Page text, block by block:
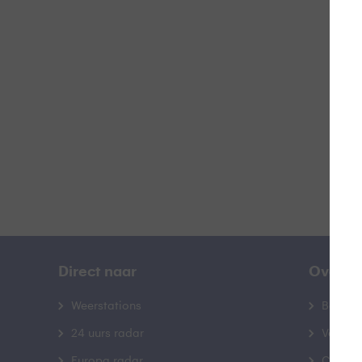
Direct naar
Weerstations
24 uurs radar
Over